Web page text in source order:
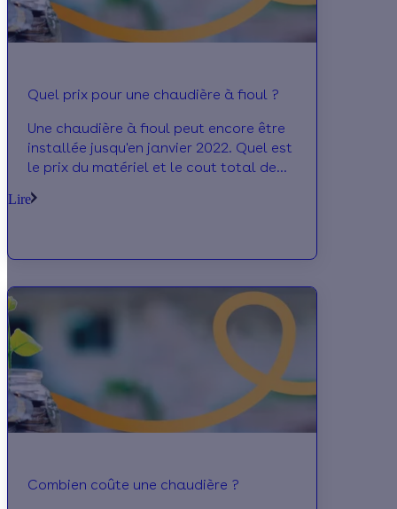
Quel prix pour une chaudière à fioul ?
Une chaudière à fioul peut encore être
installée jusqu'en janvier 2022. Quel est
le prix du matériel et le cout total de
Laprimeenergie
Lire
Combien coûte une chaudière ?